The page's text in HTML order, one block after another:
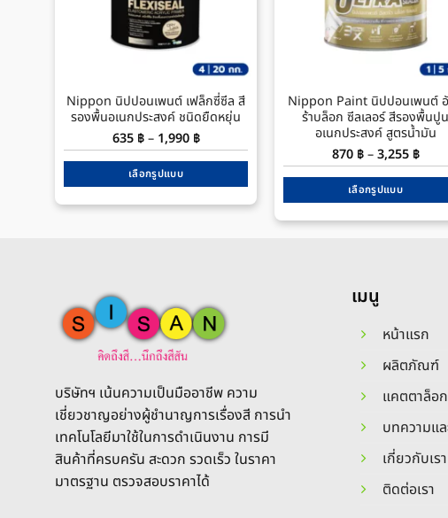
Nippon นิปปอนเพนต์ เฟล็กซี่ซีล สี
รองพื้นอเนกประสงค์ ชนิดยืดหยุ่น
635 ฿ – 1,990 ฿Price
range:
635 ฿
1,990 ฿
เลือกรูปแบบ
options
may
be
on
the
product
page
Nippon Paint นิปปอนเพนต์
ร้าบล็อก ซีลเลอร์ สีรองพื้นปูน
อเนกประสงค์ สูตรน้ำมัน
870 ฿ – 3,255 ฿Price
870
เลือกรูปแบบ
variants.
The
options
be
chosen
the
product
บริษัทฯ เน้นความเป็นมืออาชีพ ความ
เชี่ยวชาญอย่างผู้ชำนาญการเรื่องสี การนำ
เทคโนโลยีมาใช้ในการดำเนินงาน การมี
สินค้าที่ครบครัน สะดวก รวดเร็ว ในราคา
มาตรฐาน ตรวจสอบราคาได้
เมนู
หน้าแรก
ผลิตภัณฑ์
แคตตาล็อก
บทความแล
เกี่ยวกับเรา
ติดต่อเรา